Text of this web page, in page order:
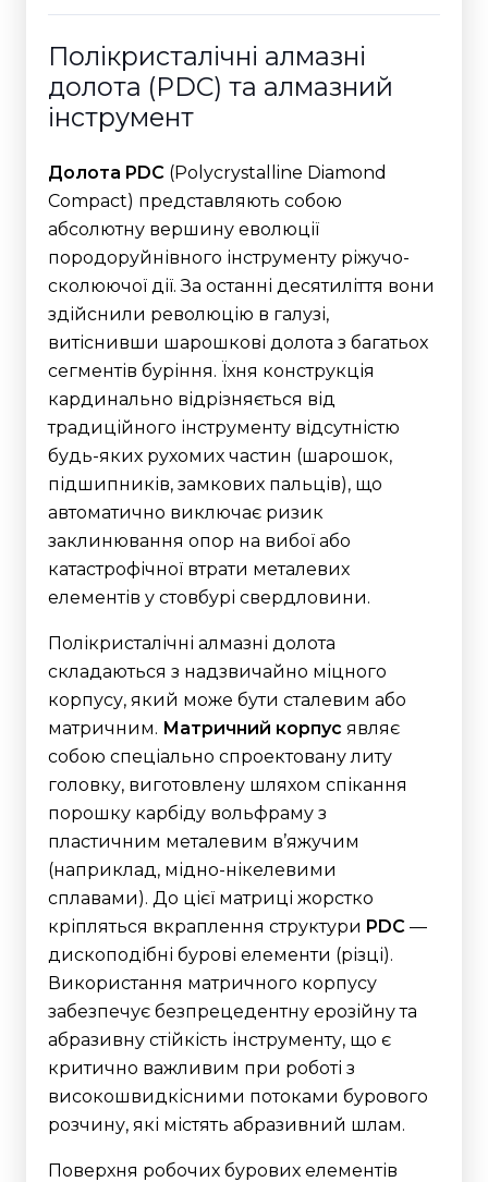
Полікристалічні алмазні
долота (PDC) та алмазний
інструмент
Долота PDC (Polycrystalline Diamond
Compact) представляють собою
абсолютну вершину еволюції
породоруйнівного інструменту ріжучо-
сколюючої дії. За останні десятиліття вони
здійснили революцію в галузі,
витіснивши шарошкові долота з багатьох
сегментів буріння. Їхня конструкція
кардинально відрізняється від
традиційного інструменту відсутністю
будь-яких рухомих частин (шарошок,
підшипників, замкових пальців), що
автоматично виключає ризик
заклинювання опор на вибої або
катастрофічної втрати металевих
елементів у стовбурі свердловини.
Полікристалічні алмазні долота
складаються з надзвичайно міцного
корпусу, який може бути сталевим або
матричним. Матричний корпус являє
собою спеціально спроектовану литу
головку, виготовлену шляхом спікання
порошку карбіду вольфраму з
пластичним металевим в’яжучим
(наприклад, мідно-нікелевими
сплавами). До цієї матриці жорстко
кріпляться вкраплення структури PDC —
дископодібні бурові елементи (різці).
Використання матричного корпусу
забезпечує безпрецедентну ерозійну та
абразивну стійкість інструменту, що є
критично важливим при роботі з
високошвидкісними потоками бурового
розчину, які містять абразивний шлам.
Поверхня робочих бурових елементів